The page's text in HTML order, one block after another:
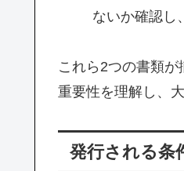
ないか確認し
これら2つの書類
重要性を理解し、
発行される条